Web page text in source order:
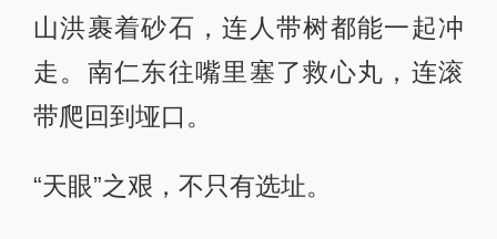
山洪裹着砂石，连人带树都能一起冲
走。南仁东往嘴里塞了救心丸，连滚
带爬回到垭口。
“天眼”之艰，不只有选址。